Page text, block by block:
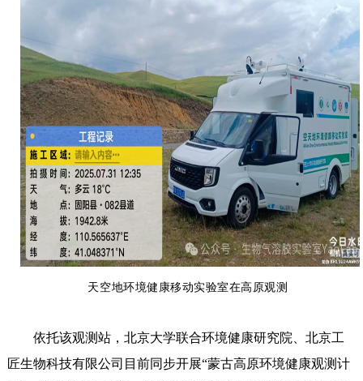
天空地环境健康移动实验室在高原观测
依托该观测站，北京大学联合环境健康研究院、北京工
匠生物科技有限公司目前同步开展“蒙古高原环境健康观测计